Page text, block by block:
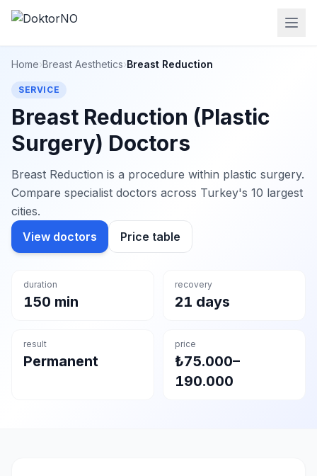
Home›Breast Aesthetics›Breast Reduction
SERVICE
Breast Reduction (Plastic
Surgery) Doctors
Breast Reduction is a procedure within plastic surgery.
Compare specialist doctors across Turkey's 10 largest
cities.
View doctors
Price table
duration
150 min
recovery
21 days
result
Permanent
price
₺75.000–
190.000